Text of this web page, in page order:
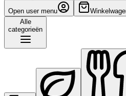
Open user menu
Alle
categorieën